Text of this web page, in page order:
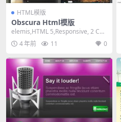
HTML模版
Obscura Html模版
elemis,HTML 5,Responsive, 2 Col
umns,Ligh...
4 年前 11 0